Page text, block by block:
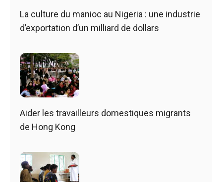
La culture du manioc au Nigeria : une industrie
d’exportation d’un milliard de dollars
Aider les travailleurs domestiques migrants
de Hong Kong